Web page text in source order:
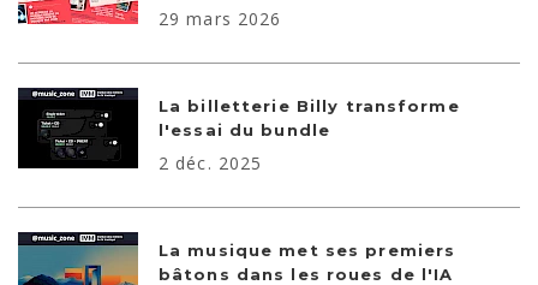
29 mars 2026
La billetterie Billy transforme
l'essai du bundle
2 déc. 2025
La musique met ses premiers
bâtons dans les roues de l'IA